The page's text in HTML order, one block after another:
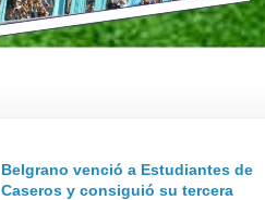
Belgrano venció a Estudiantes de
Caseros y consiguió su tercera